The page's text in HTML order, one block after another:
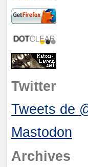
Twitter
Tweets de
Mastodon
Archives